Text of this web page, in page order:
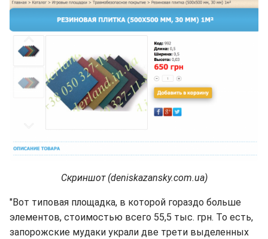
Скриншот (deniskazansky.com.ua)
"Вот типовая площадка, в которой гораздо больше
элементов, стоимостью всего 55,5 тыс. грн. То есть,
запорожские мудаки украли две трети выделенных